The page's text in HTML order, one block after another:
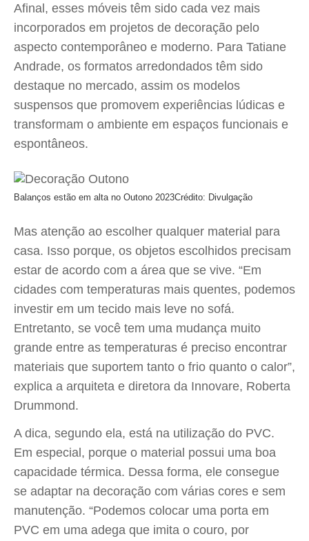
Afinal, esses móveis têm sido cada vez mais
incorporados em projetos de decoração pelo
aspecto contemporâneo e moderno. Para Tatiane
Andrade, os formatos arredondados têm sido
destaque no mercado, assim os modelos
suspensos que promovem experiências lúdicas e
transformam o ambiente em espaços funcionais e
espontâneos.
Balanços estão em alta no Outono 2023Crédito: Divulgação
Mas atenção ao escolher qualquer material para
casa. Isso porque, os objetos escolhidos precisam
estar de acordo com a área que se vive. “Em
cidades com temperaturas mais quentes, podemos
investir em um tecido mais leve no sofá.
Entretanto, se você tem uma mudança muito
grande entre as temperaturas é preciso encontrar
materiais que suportem tanto o frio quanto o calor”,
explica a arquiteta e diretora da Innovare, Roberta
Drummond.
A dica, segundo ela, está na utilização do PVC.
Em especial, porque o material possui uma boa
capacidade térmica. Dessa forma, ele consegue
se adaptar na decoração com várias cores e sem
manutenção. “Podemos colocar uma porta em
PVC em uma adega que imita o couro, por